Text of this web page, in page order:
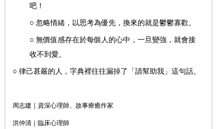
吧！
○ 忽略情緒，以思考為優先，換來的就是鬱鬱寡歡。
○ 無價值感存在於每個人的心中，一旦變強，就會接
收不到愛。
○ 律己甚嚴的人，字典裡往往漏掉了「請幫助我」這句話。
周志建｜資深心理師、故事療癒作家
洪仲清｜臨床心理師